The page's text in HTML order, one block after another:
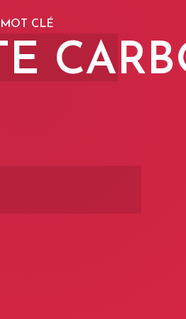
MOT CLÉ